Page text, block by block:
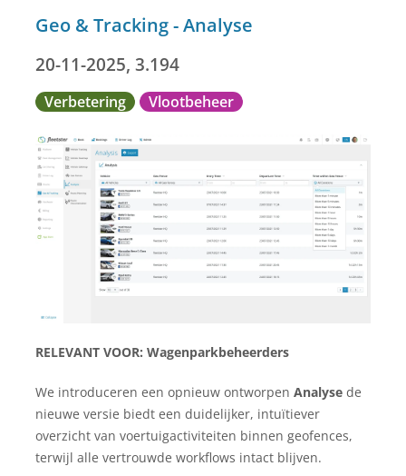
Geo & Tracking - Analyse
20-11-2025, 3.194
Verbetering Vlootbeheer
RELEVANT VOOR: Wagenparkbeheerders
We introduceren een opnieuw ontworpen Analysede
nieuwe versie biedt een duidelijker, intuïtiever
overzicht van voertuigactiviteiten binnen geofences,
terwijl alle vertrouwde workflows intact blijven.